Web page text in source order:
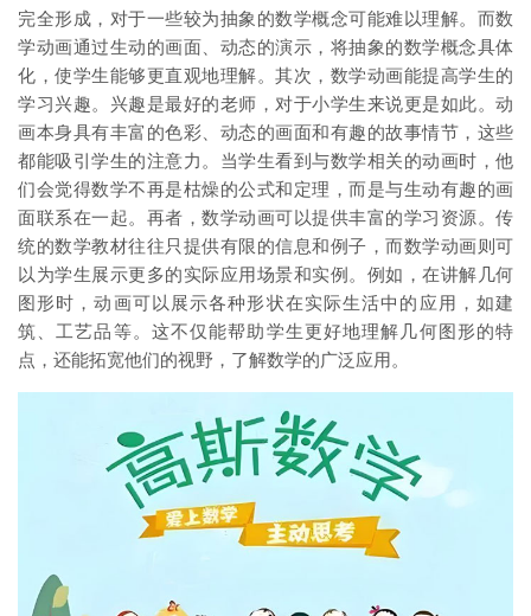
完全形成，对于一些较为抽象的数学概念可能难以理解。而数
学动画通过生动的画面、动态的演示，将抽象的数学概念具体
化，使学生能够更直观地理解。其次，数学动画能提高学生的
学习兴趣。兴趣是最好的老师，对于小学生来说更是如此。动
画本身具有丰富的色彩、动态的画面和有趣的故事情节，这些
都能吸引学生的注意力。当学生看到与数学相关的动画时，他
们会觉得数学不再是枯燥的公式和定理，而是与生动有趣的画
面联系在一起。再者，数学动画可以提供丰富的学习资源。传
统的数学教材往往只提供有限的信息和例子，而数学动画则可
以为学生展示更多的实际应用场景和实例。例如，在讲解几何
图形时，动画可以展示各种形状在实际生活中的应用，如建
筑、工艺品等。这不仅能帮助学生更好地理解几何图形的特
点，还能拓宽他们的视野，了解数学的广泛应用。